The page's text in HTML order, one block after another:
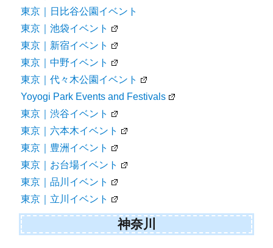
東京｜日比谷公園イベント
東京｜池袋イベント
東京｜新宿イベント
東京｜中野イベント
東京｜代々木公園イベント
Yoyogi Park Events and Festivals
東京｜渋谷イベント
東京｜六本木イベント
東京｜豊洲イベント
東京｜お台場イベント
東京｜品川イベント
東京｜立川イベント
神奈川